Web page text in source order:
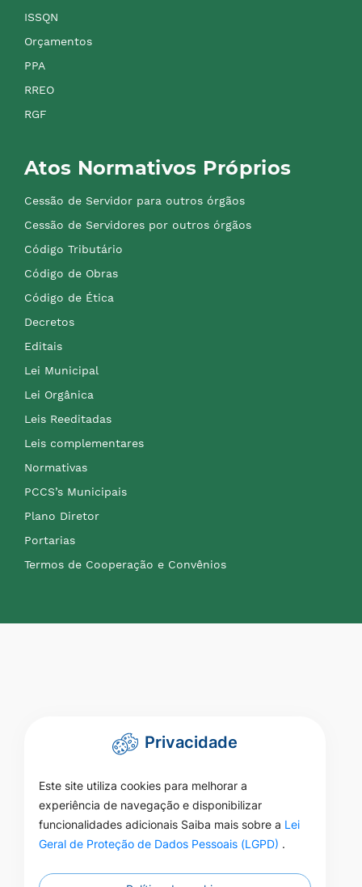
ISSQN
Orçamentos
PPA
RREO
RGF
Atos Normativos Próprios
Cessão de Servidor para outros órgãos
Cessão de Servidores por outros órgãos
Código Tributário
Código de Obras
Código de Ética
Decretos
Editais
Lei Municipal
Lei Orgânica
Leis Reeditadas
Leis complementares
Normativas
PCCS’s Municipais
Plano Diretor
Portarias
Termos de Cooperação e Convênios
Privacidade
Este site utiliza cookies para melhorar a
experiência de navegação e disponibilizar
funcionalidades adicionais Saiba mais sobre a Lei
Geral de Proteção de Dados Pessoais (LGPD) .